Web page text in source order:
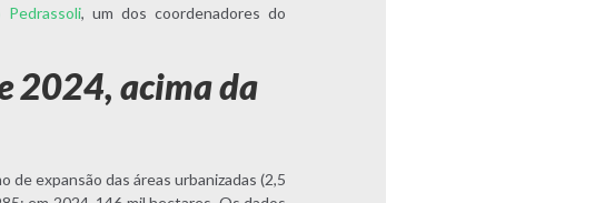
Pedrassoli, um dos coordenadores do
2024, acima da
de expansão das áreas urbanizadas (2,5